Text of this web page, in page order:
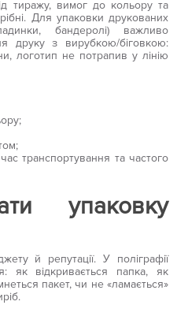
тиражу, вимог до кольору та
Для упаковки друкованих
бандеролі) важливо
друку з вирубкою/біговкою:
логотип не потрапив у лінію
час транспортування та частого
упаковку
й репутації. У поліграфії
як відкривається папка, як
пакет, чи не «ламається»